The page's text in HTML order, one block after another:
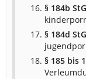
§ 184b
§ 184d
§ 185 bis